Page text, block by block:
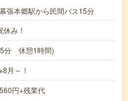
張本郷駅から民間バス15分
み！
分 休憩1時間)
月～！
円+残業代